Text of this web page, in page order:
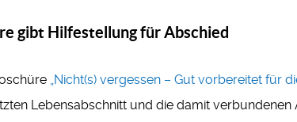
gibt Hilfestellung für Abschied
„Nicht(s) vergessen – Gut vorbereitet für
Lebensabschnitt und die damit